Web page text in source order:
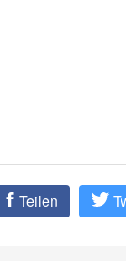
Teilen